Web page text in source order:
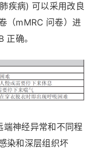
疾病) 可以采用改良
（mMRC 问卷） 进
正确。
端神经异常和不同程
染和深层组织坏